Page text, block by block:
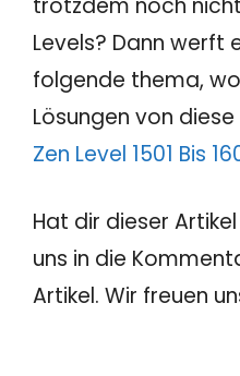
Levels? Dann werft
folgende thema,
Lösungen von
Zen Level 1501 Bis
Hat dir dieser
uns in die
Artikel. Wir freuen